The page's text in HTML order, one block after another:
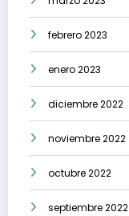
febrero 2023
enero 2023
diciembre 2022
noviembre 2022
octubre 2022
septiembre 2022